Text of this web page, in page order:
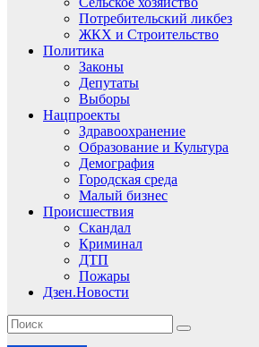
Потребительский ликбез
ЖКХ и Строительство
Политика
Законы
Депутаты
Выборы
Нацпроекты
Здравоохранение
Образование и Культура
Демография
Городская среда
Малый бизнес
Происшествия
Скандал
Криминал
ДТП
Пожары
Дзен.Новости